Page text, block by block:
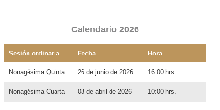
Calendario 2026
Sesión ordinaria Fecha Hora
Nonagésima Quinta 26 de junio de 2026 16:00 hrs.
Nonagésima Cuarta 08 de abril de 2026 10:00 hrs.